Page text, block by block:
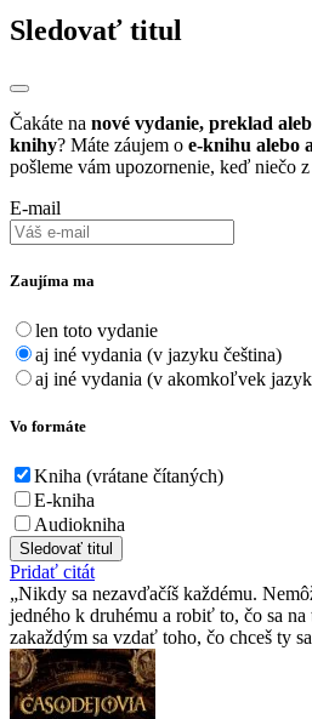
Sledovať titul
Čakáte na nové vydanie, preklad
knihy? Máte záujem o e-knihu alebo
pošleme vám upozornenie, keď niečo
E-mail
Zaujíma ma
len toto vydanie
aj iné vydania (v jazyku čeština)
aj iné vydania (v akomkoľvek
Vo formáte
Kniha (vrátane čítaných)
E-kniha
Audiokniha
Sledovať titul
Pridať citát
Nikdy sa nezavďačíš každému.
jedného k druhému a robiť to, čo sa na
zakaždým sa vzdať toho, čo chceš ty